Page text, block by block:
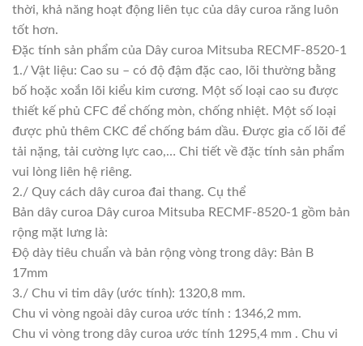
thời, khả năng hoạt động liên tục của dây curoa răng luôn
tốt hơn.
Đặc tính sản phẩm của Dây curoa Mitsuba RECMF-8520-1
1./ Vật liệu: Cao su – có độ đậm đặc cao, lõi thường bằng
bố hoặc xoắn lõi kiểu kim cương. Một số loại cao su được
thiết kế phủ CFC để chống mòn, chống nhiệt. Một số loại
được phủ thêm CKC để chống bám dầu. Được gia cố lõi để
tải nặng, tải cường lực cao,… Chi tiết về đặc tính sản phẩm
vui lòng liên hệ riêng.
2./ Quy cách dây curoa đai thang. Cụ thể
Bản dây curoa Dây curoa Mitsuba RECMF-8520-1 gồm bản
rộng mặt lưng là:
Độ dày tiêu chuẩn và bản rộng vòng trong dây: Bản B
17mm
3./ Chu vi tim dây (ước tính): 1320,8 mm.
Chu vi vòng ngoài dây curoa ước tính : 1346,2 mm.
Chu vi vòng trong dây curoa ước tính 1295,4 mm . Chu vi